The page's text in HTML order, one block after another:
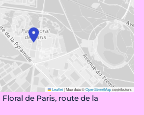
Leaflet|Map data ©OpenStreetMapcontributors
de Paris, route de la